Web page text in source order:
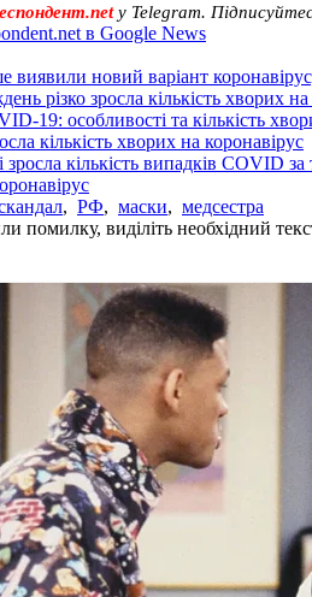
у Telegram.
в Google News
виявили новий варіант
різко зросла кількість хворих
19: особливості та кількість
кількість хворих на коронавірус
зросла кількість випадків COVID
, РФ, маски, медсестра
помилку, виділіть необхідний